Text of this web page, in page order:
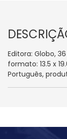
Editora: Globo,
formato: 13.5 x
Português,